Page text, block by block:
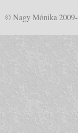
© Nagy Mónika